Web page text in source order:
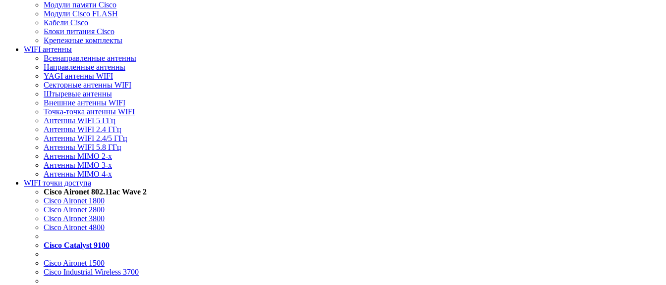
Модули памяти Cisco
Модули Cisco FLASH
Кабели Cisco
Блоки питания Cisco
Крепежные комплекты
WIFI антенны
Всенаправленные антенны
Направленные антенны
YAGI антенны WIFI
Секторные антенны WIFI
Штыревые антенны
Внешние антенны WIFI
Точка-точка антенны WIFI
Антенны WIFI 5 ГГц
Антенны WIFI 2.4 ГГц
Антенны WIFI 2.4/5 ГГц
Антенны WIFI 5.8 ГГц
Антенны MIMO 2-x
Антенны MIMO 3-x
Антенны MIMO 4-x
WIFI точки доступа
Cisco Aironet 802.11ac Wave 2
Cisco Aironet 1800
Cisco Aironet 2800
Cisco Aironet 3800
Cisco Aironet 4800
Cisco Catalyst 9100
Cisco Aironet 1500
Cisco Industrial Wireless 3700